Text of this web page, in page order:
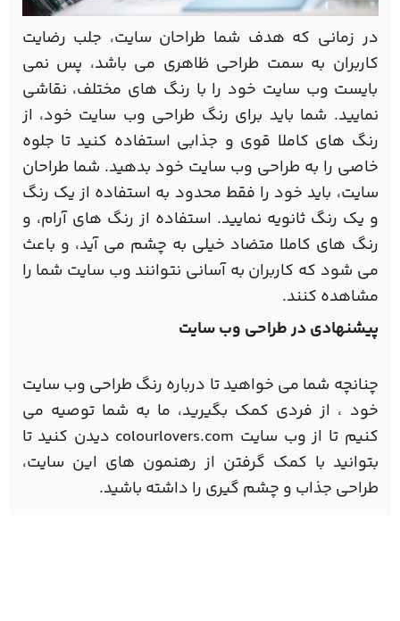
در زمانی که هدف شما طراحان سایت، جلب رضایت
کاربران به سمت طراحی ظاهری می باشد، پس نمی
بایست وب سایت خود را با رنگ های مختلف، نقاشی
نمایید. شما باید برای رنگ طراحی وب سایت خود، از
رنگ های کاملا قوی و جذابی استفاده کنید تا جلوه
خاصی را به طراحی وب سایت خود بدهید. شما طراحان
سایت، باید خود را فقط محدود به استفاده از یک رنگ
و یک رنگ ثانویه نمایید. استفاده از رنگ های آرام، و
رنگ های کاملا متضاد خیلی به چشم می آید، و باعث
می شود که کاربران به آسانی نتوانند وب سایت شما را
مشاهده کنند.
پیشنهادی در طراحی وب سایت
چنانچه شما می خواهید تا درباره رنگ طراحی وب سایت
خود ، از فردی کمک بگیرید، ما به شما توصیه می
کنیم تا از وب سایت colourlovers.com دیدن کنید تا
بتوانید با کمک گرفتن از رهنمون های این سایت،
طراحی جذاب و چشم گیری را داشته باشید.